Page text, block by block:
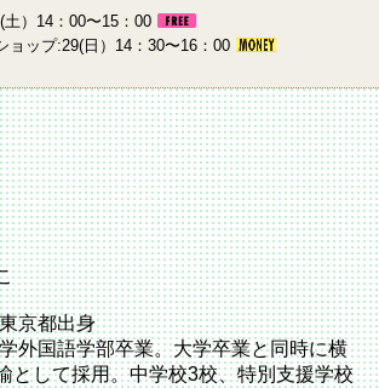
土）14：00〜15：00
ョップ:29(日）14：30〜16：00
京都出身
外国語学部卒業。大学卒業と同時に横
として採用。中学校3校、特別支援学校